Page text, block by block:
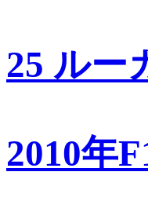
25 ルー
2010年